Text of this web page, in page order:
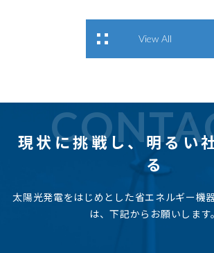
View All
現状に挑戦し、明るい
る
太陽光発電をはじめとした省エネルギー機
は、下記からお願いします。